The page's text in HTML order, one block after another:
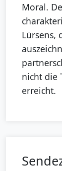
Moral.
Lürsens,
nicht die
erreicht.